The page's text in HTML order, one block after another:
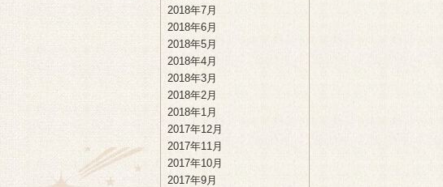
2018年7月
2018年6月
2018年5月
2018年4月
2018年3月
2018年2月
2018年1月
2017年12月
2017年11月
2017年10月
2017年9月